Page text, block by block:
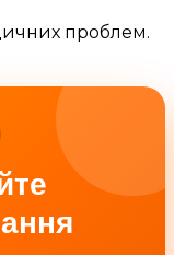
проблем.